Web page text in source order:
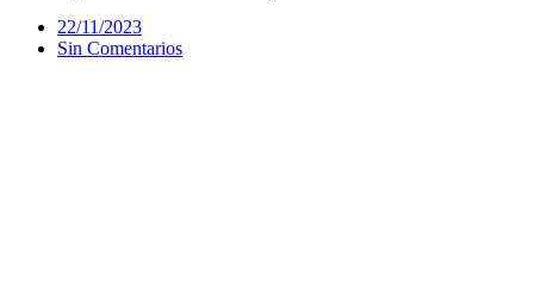
22/11/2023
Sin Comentarios